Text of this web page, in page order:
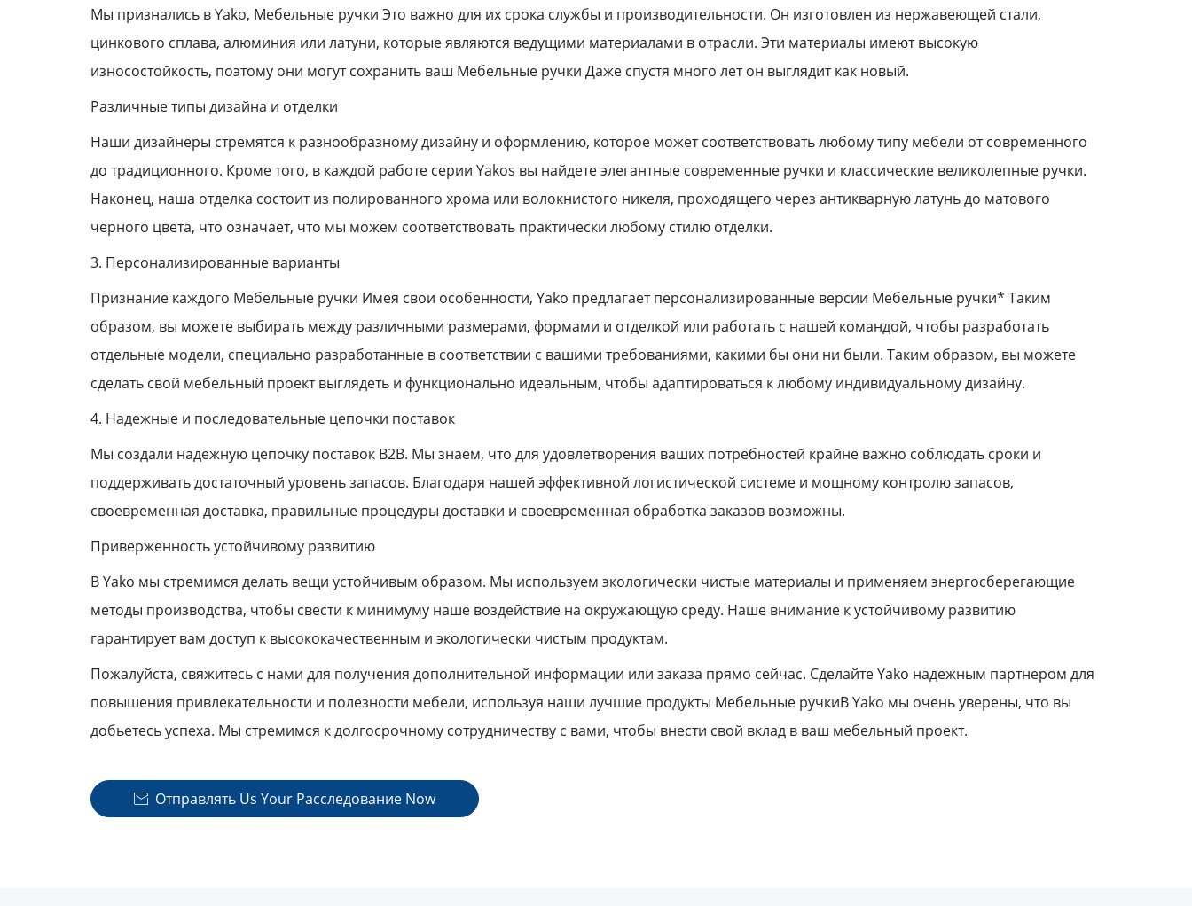
Мы признались в Yako, Мебельные ручки Это важно для их срока службы и производительности. Он изготовлен из нержавеющей стали,
цинкового сплава, алюминия или латуни, которые являются ведущими материалами в отрасли. Эти материалы имеют высокую
износостойкость, поэтому они могут сохранить ваш Мебельные ручки Даже спустя много лет он выглядит как новый.
Различные типы дизайна и отделки
Наши дизайнеры стремятся к разнообразному дизайну и оформлению, которое может соответствовать любому типу мебели от современного
до традиционного. Кроме того, в каждой работе серии Yakos вы найдете элегантные современные ручки и классические великолепные ручки.
Наконец, наша отделка состоит из полированного хрома или волокнистого никеля, проходящего через антикварную латунь до матового
черного цвета, что означает, что мы можем соответствовать практически любому стилю отделки.
3. Персонализированные варианты
Признание каждого Мебельные ручки Имея свои особенности, Yako предлагает персонализированные версии Мебельные ручки* Таким
образом, вы можете выбирать между различными размерами, формами и отделкой или работать с нашей командой, чтобы разработать
отдельные модели, специально разработанные в соответствии с вашими требованиями, какими бы они ни были. Таким образом, вы можете
сделать свой мебельный проект выглядеть и функционально идеальным, чтобы адаптироваться к любому индивидуальному дизайну.
4. Надежные и последовательные цепочки поставок
Мы создали надежную цепочку поставок B2B. Мы знаем, что для удовлетворения ваших потребностей крайне важно соблюдать сроки и
поддерживать достаточный уровень запасов. Благодаря нашей эффективной логистической системе и мощному контролю запасов,
своевременная доставка, правильные процедуры доставки и своевременная обработка заказов возможны.
Приверженность устойчивому развитию
В Yako мы стремимся делать вещи устойчивым образом. Мы используем экологически чистые материалы и применяем энергосберегающие
методы производства, чтобы свести к минимуму наше воздействие на окружающую среду. Наше внимание к устойчивому развитию
гарантирует вам доступ к высококачественным и экологически чистым продуктам.
Пожалуйста, свяжитесь с нами для получения дополнительной информации или заказа прямо сейчас. Сделайте Yako надежным партнером для
повышения привлекательности и полезности мебели, используя наши лучшие продукты Мебельные ручкиВ Yako мы очень уверены, что вы
добьетесь успеха. Мы стремимся к долгосрочному сотрудничеству с вами, чтобы внести свой вклад в ваш мебельный проект.
 Отправлять Us Your Расследование Now